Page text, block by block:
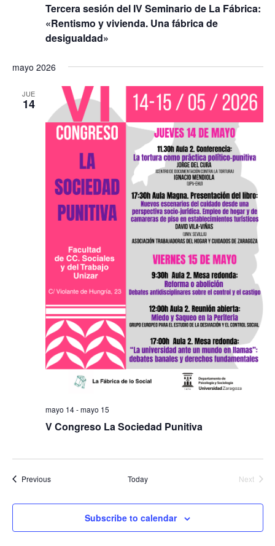
Tercera sesión del IV Seminario de La Fábrica:
«Rentismo y vivienda. Una fábrica de
desigualdad»
mayo 2026
JUE
14
mayo 14-mayo 15
V Congreso La Sociedad Punitiva
PreviousEvents Today
Next
Subscribe to calendar